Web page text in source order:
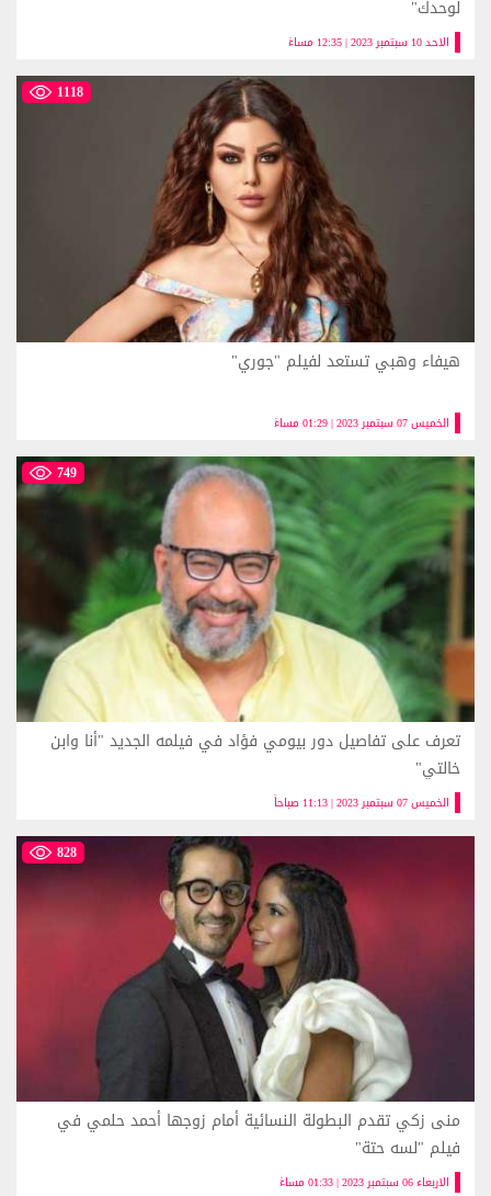
الاحد 10 سبتمبر 2023 | 12:35 مساءً
لوحدك"
1118
الخميس 07 سبتمبر 2023 | 01:29 مساءً
هيفاء وهبي تستعد لفيلم "جوري"
749
الخميس 07 سبتمبر 2023 | 11:13 صباحاً
تعرف على تفاصيل دور بيومي فؤاد في فيلمه الجديد "أنا وابن
خالتي"
828
الاربعاء 06 سبتمبر 2023 | 01:33 مساءً
منى زكي تقدم البطولة النسائية أمام زوجها أحمد حلمي في
فيلم "لسه حتة"